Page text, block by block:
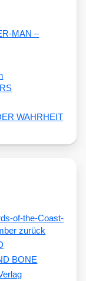
MAN –
WAHRHEIT
of-the-Coast-
zurück
BONE